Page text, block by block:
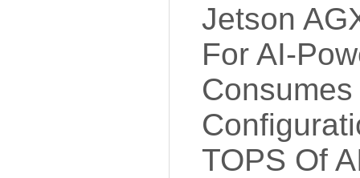
Jetson
For AI-
TOPS Of